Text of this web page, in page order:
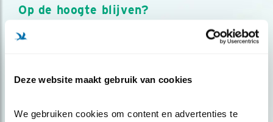
Deze website maakt gebruik van cookies
We gebruiken cookies om content en advertenties te
Op de hoogte blijven?
Meld je aan en ontvang nieuws, inspiratie, acties en tips
over vogels en activiteiten van Vogelbescherming.